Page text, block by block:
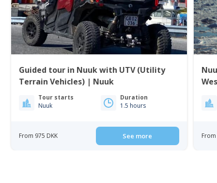
Guided tour in Nuuk with UTV (Utility
Terrain Vehicles) | Nuuk
Tour starts
Nuuk
Duration
1.5 hours
From 975 DKK See more From